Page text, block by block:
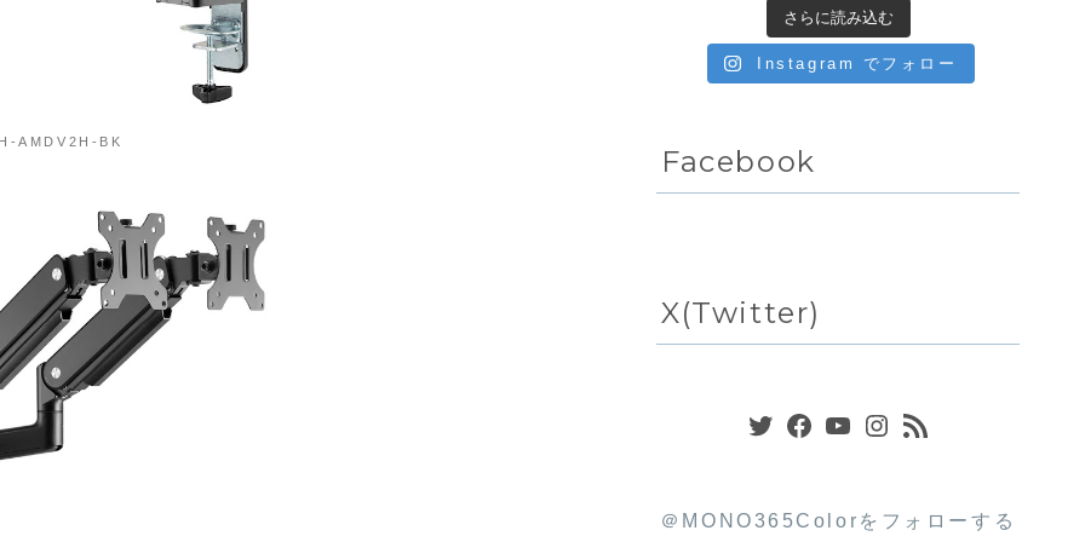
AMDV2H-BK
さらに読み込む
Instagram でフォロー
Facebook
X(Twitter)
Twitter
Facebook
YouTube
Instagram
＠MONO365Colorをフォローする